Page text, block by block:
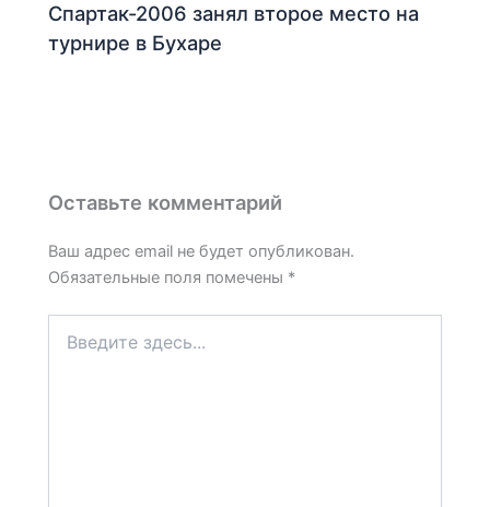
Спартак-2006 занял второе место на
турнире в Бухаре
Оставьте комментарий
Ваш адрес email не будет опубликован.
Обязательные поля помечены *
здесь...